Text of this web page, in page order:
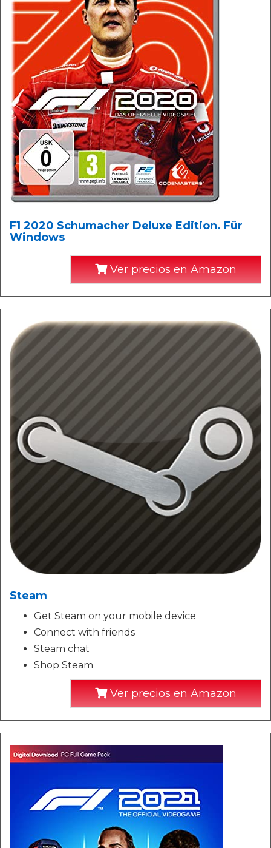
F1 2020 Schumacher Deluxe Edition. Für
Windows
Ver precios en Amazon
Steam
Get Steam on your mobile device
Connect with friends
Steam chat
Shop Steam
Ver precios en Amazon